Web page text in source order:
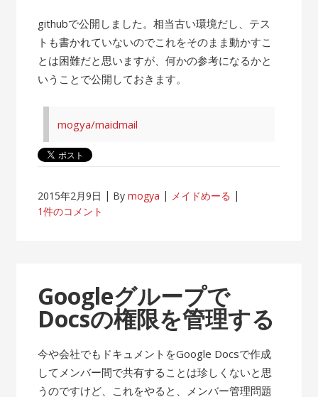
githubで公開しました。相当古い環境だし、テス
トも書かれていないのでこれをそのまま動かすこ
とは困難だと思いますが、何かの参考になるかと
いうことで公開しておきます。
mogya/maidmail
2015年2月9日 Bymogya
メイドめーる
1件のコメント
Googleグループで
Docsの権限を管理する
今や会社でもドキュメントをGoogle Docsで作成
してメンバー間で共有することは珍しくないと思
うのですけど、これをやると、メンバー管理問題